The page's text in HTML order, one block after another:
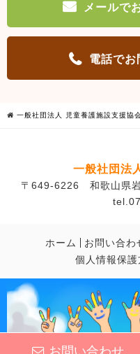
メールで
電話でお
一般社団法人 児童養護施設支援協
一般社団法
〒649-6226 和歌山県
ホーム お問い合わ
個人情報保護
お問い合わせ